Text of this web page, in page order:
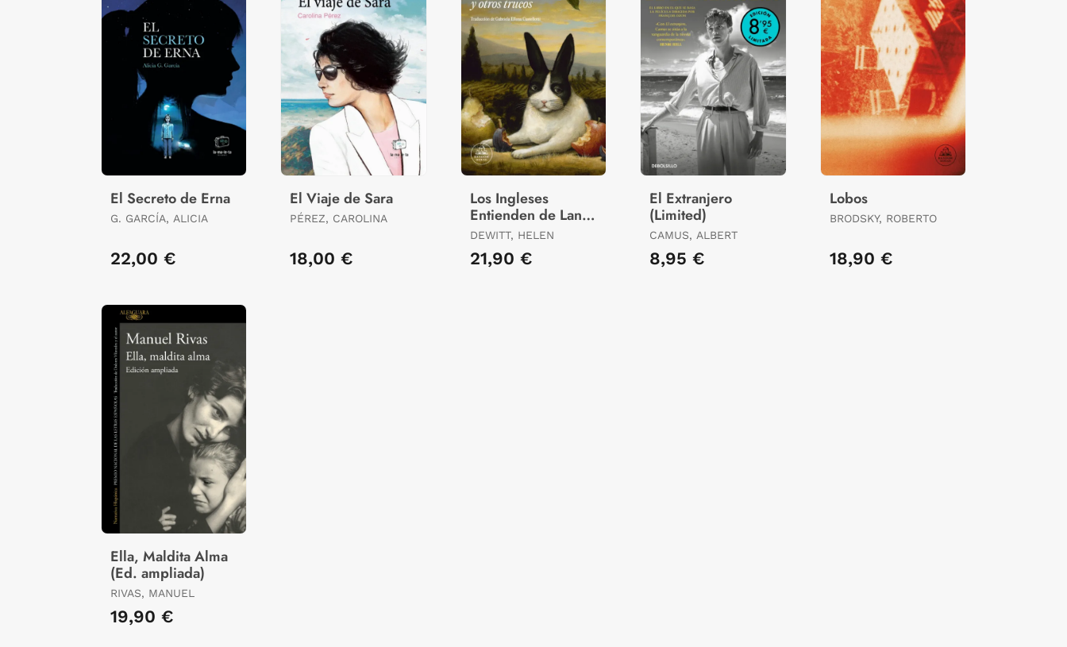
El Secreto de Erna
G. GARCÍA, ALICIA
22,00 €
El Viaje de Sara
PÉREZ, CAROLINA
18,00 €
Los Ingleses
Entienden de Lana
(Y Otros Trucos)
DEWITT, HELEN
21,90 €
El Extranjero
(Limited)
CAMUS, ALBERT
8,95 €
Lobos
BRODSKY, ROBERTO
18,90 €
Ella, Maldita Alma
(Ed. ampliada)
RIVAS, MANUEL
19,90 €